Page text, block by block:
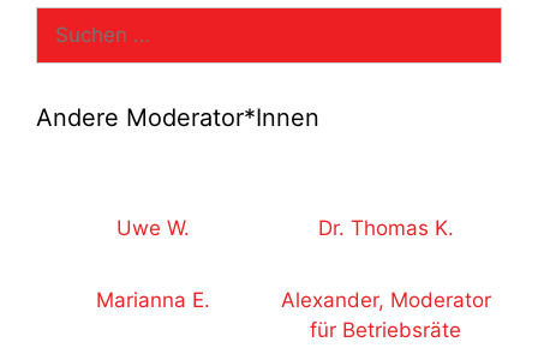
nach:
Andere Moderator*Innen
Uwe W. Dr. Thomas K.
Marianna E.
Alexander, Moderator
für Betriebsräte